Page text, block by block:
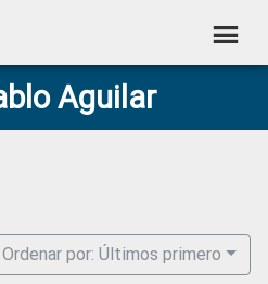
Aguilar
Ordenar por: Últimos primero